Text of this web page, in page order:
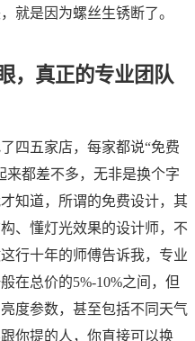
就是因为螺丝生锈断了。
，真正的专业团队
四五家店，每家都说“免费
来都差不多，无非是换个字
知道，所谓的免费设计，其
、懂灯光效果的设计师，不
行十年的师傅告诉我，专业
在总价的5%-10%之间，但
度参数，甚至包括不同天气
你提的人，你直接可以换